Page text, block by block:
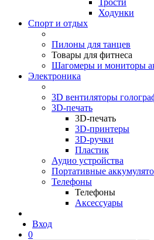
Трости
Ходунки
Спорт и отдых
Пилоны для танцев
Товары для фитнеса
Шагомеры и мониторы
Электроника
3D вентиляторы
3D-печать
3D-печать
3D-принтеры
3D-ручки
Пластик
Аудио устройства
Портативные
Телефоны
Телефоны
Аксессуары
Вход
0